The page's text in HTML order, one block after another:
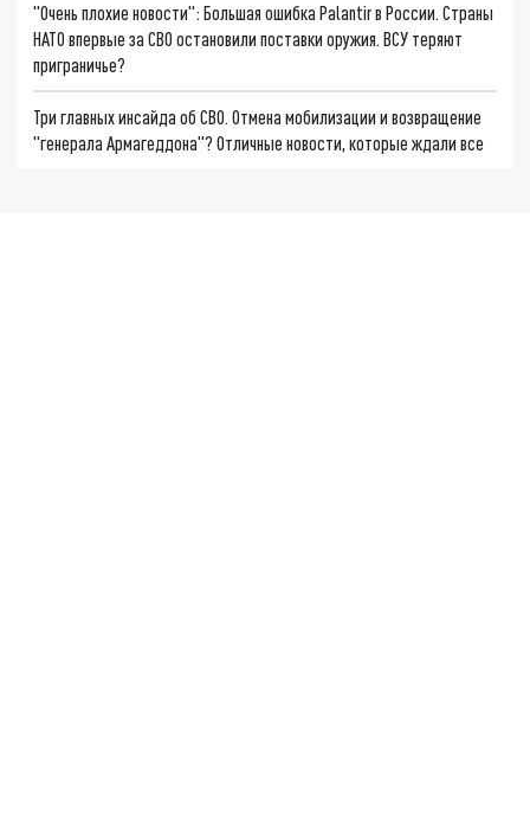
"Очень плохие новости": Большая ошибка Palantir в России. Страны
НАТО впервые за СВО остановили поставки оружия. ВСУ теряют
приграничье?
Три главных инсайда об СВО. Отмена мобилизации и возвращение
"генерала Армагеддона"? Отличные новости, которые ждали все